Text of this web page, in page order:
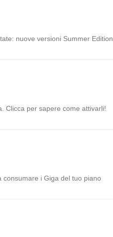
nuove versioni Summer Edition
Clicca per sapere come attivarli!
i Giga del tuo piano